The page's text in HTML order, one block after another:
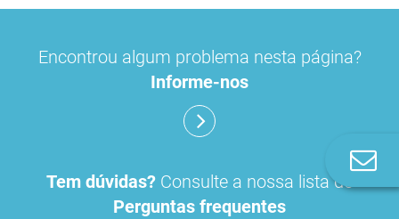
Encontrou algum problema nesta página?
Informe-nos
Tem dúvidas? Consulte a nossa lista de
Perguntas frequentes